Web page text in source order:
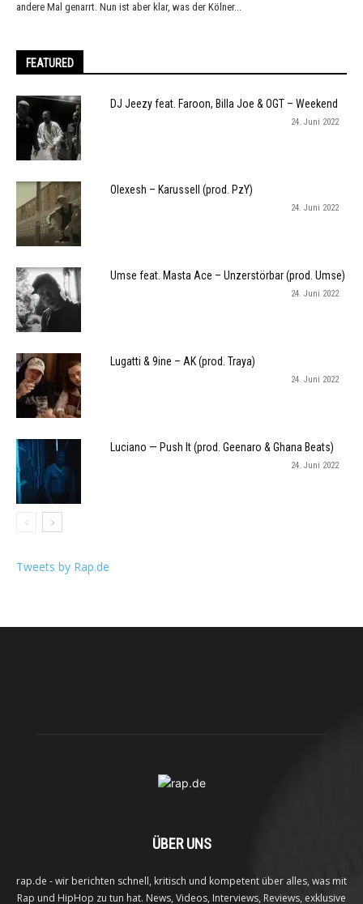
andere Mal genarrt. Nun ist aber klar, was der Kölner...
FEATURED
DJ Jeezy feat. Faroon, Billa Joe & OGT – Weekend
24. Juni 2022
Olexesh – Karussell (prod. PzY)
24. Juni 2022
Umse feat. Masta Ace – Unzerstörbar (prod. Umse)
24. Juni 2022
Lugatti & 9ine – AK (prod. Traya)
24. Juni 2022
Luciano — Push It (prod. Geenaro & Ghana Beats)
24. Juni 2022
Tweets by Rap.de
ÜBER UNS
rap.de - wir berichten schnell, kritisch und kompetent über alles, was mit
Rap und HipHop zu tun hat. News, Videos, Interviews, Reviews, exklusive